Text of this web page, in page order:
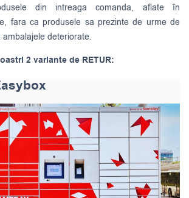
din intreaga comanda, aflate în
fara ca produsele sa prezinte de urme de
deteriorate.
2 variante de RETUR: